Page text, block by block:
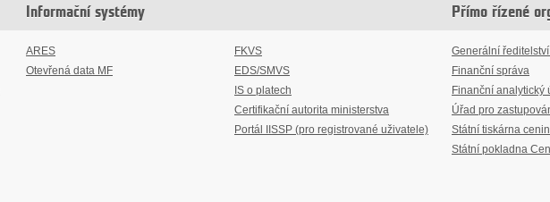
Informační systémy
ARES
Otevřená data MF
FKVS
EDS/SMVS
IS o platech
Certifikační autorita ministerstva
Portál IISSP (pro registrované uživatele)
Přímo řízené
Generální ředitelství
Finanční správa
Finanční analytický
Úřad pro
Státní tiskárna cenin
Státní pokladna